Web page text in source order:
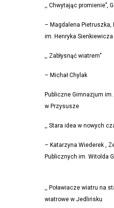
,, Chwytając promienie’’,
– Magdalena Pietruszka,
im. Henryka
,, Zabłysnąć wiatrem’’
– Michał Chylak
Publiczne Gimnazjum im.
w Przysusze
,, Stara idea w nowych
– Katarzyna Wiederek ,
Publicznych im. Witolda
,, Poławiacze wiatru na
wiatrowe w Jedlińsku